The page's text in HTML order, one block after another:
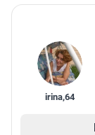
irina,64